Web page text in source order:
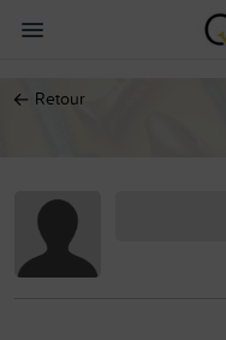
← Retour